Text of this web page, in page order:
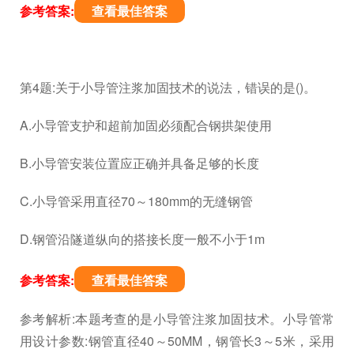
参考答案: 查看最佳答案
第4题:关于小导管注浆加固技术的说法，错误的是()。
A.小导管支护和超前加固必须配合钢拱架使用
B.小导管安装位置应正确并具备足够的长度
C.小导管采用直径70～180mm的无缝钢管
D.钢管沿隧道纵向的搭接长度一般不小于1m
参考答案: 查看最佳答案
参考解析:本题考查的是小导管注浆加固技术。小导管常
用设计参数:钢管直径40～50MM，钢管长3～5米，采用